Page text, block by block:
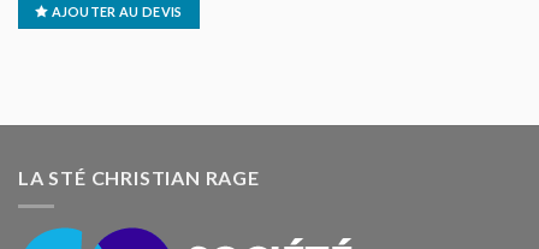
AJOUTER AU DEVIS
LA STÉ CHRISTIAN RAGE